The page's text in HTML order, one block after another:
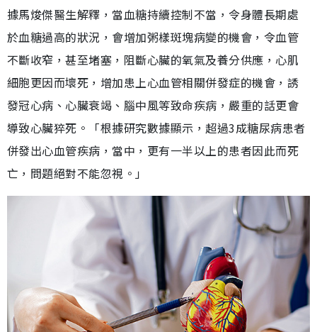
據馬焌傑醫生解釋，當血糖持續控制不當，令身體長期處
於血糖過高的狀況，會增加粥樣斑塊病變的機會，令血管
不斷收窄，甚至堵塞，阻斷心臟的氧氣及養分供應，心肌
細胞更因而壞死，增加患上心血管相關併發症的機會，誘
發冠心病、心臟衰竭、腦中風等致命疾病，嚴重的話更會
導致心臟猝死。「根據研究數據顯示，超過3成糖尿病患者
併發出心血管疾病，當中，更有一半以上的患者因此而死
亡，問題絕對不能忽視。」